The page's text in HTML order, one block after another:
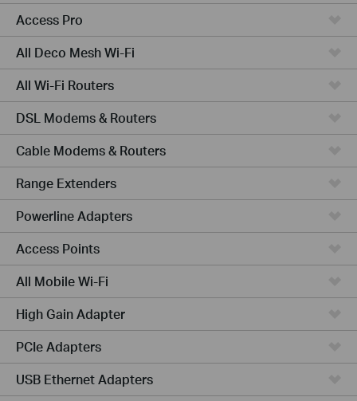
Access Pro
All Deco Mesh Wi-Fi
All Wi-Fi Routers
DSL Modems & Routers
Cable Modems & Routers
Range Extenders
Powerline Adapters
Access Points
All Mobile Wi-Fi
High Gain Adapter
PCIe Adapters
USB Ethernet Adapters